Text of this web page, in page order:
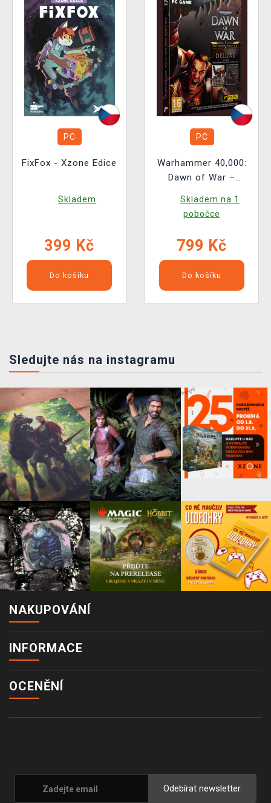
PC
FixFox - Xzone Edice
Skladem
399 Kč
Do košíku
PC
Warhammer 40,000:
Dawn of War –
Deluxe
Skladem na 1
pobočce
799 Kč
Do košíku
Sledujte nás na instagramu
NAKUPOVÁNÍ
INFORMACE
OCENĚNÍ
Odebírat newsletter